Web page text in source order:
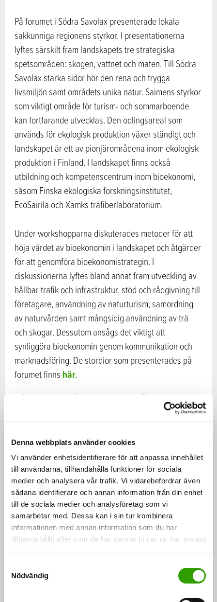
Denna webbplats använder cookies
Vi använder enhetsidentifierare för att anpassa innehållet
till användarna, tillhandahålla funktioner för sociala
medier och analysera vår trafik. Vi vidarebefordrar även
sådana identifierare och annan information från din enhet
till de sociala medier och analysföretag som vi
samarbetar med. Dessa kan i sin tur kombinera
informationen med annan information som du har
tillhandahållit eller som de har samlat in när du har använt
Nödvändig
På forumet i Södra Savolax presenterade lokala
sakkunniga regionens styrkor. I presentationerna
lyftes särskilt fram landskapets tre strategiska
spetsområden: skogen, vattnet och maten. Till Södra
Savolax starka sidor hör den rena och trygga
livsmiljön samt områdets unika natur. Saimens styrkor
som viktigt område för turism- och sommarboende
kan fortfarande utvecklas. Den odlingsareal som
används för ekologisk produktion växer ständigt och
landskapet är ett av pionjärområdena inom ekologisk
produktion i Finland. I landskapet finns också
utbildning och kompetenscentrum inom bioekonomi,
såsom Finska ekologiska forskningsinstitutet,
EcoSairila och Xamks träfiberlaboratorium.
Under workshopparna diskuterades metoder för att
höja värdet av bioekonomin i landskapet och åtgärder
för att genomföra bioekonomistrategin. I
diskussionerna lyftes bland annat fram utveckling av
hållbar trafik och infrastruktur, stöd och rådgivning till
företagare, användning av naturturism, samordning
av naturvården samt mångsidig användning av trä
och skogar. Dessutom ansågs det viktigt att
synliggöra bioekonomin genom kommunikation och
marknadsföring. De stordior som presenterades på
forumet finns här.
Bioekonomiska forum hösten 2020
att med hjälp av bioekonomi skapa nya produkter och
tjänster som underbygger ekonomisk tillväxt och
sysselsättning och som samtidigt främjar övergången
till ett klimatneutralt samhälle. Målet är också att
främja cirkulär ekonomi samtidigt med bioekonomin.
Anordnarna förväntar sig att aktörerna i regionerna
kommer med synpunkter på eventuella framtida
framgångsfaktorer inom bioekonomin och lämnar
förslag till hur utvecklingen av dem kan stödjas.
Fredagen den 6 november 2020 hålls ett regionalt
bioekonomiskt forum i Norra Karelen. Anmälningar via